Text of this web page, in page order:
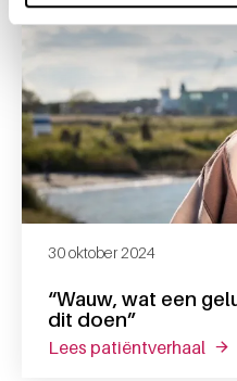
“Wauw, wat een
dit doen”
30 oktober 2024
lees patiëntverhaal